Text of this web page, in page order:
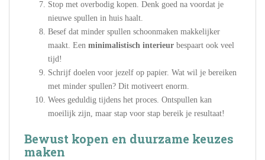
Stop met overbodig kopen. Denk goed na voordat je
nieuwe spullen in huis haalt.
Besef dat minder spullen schoonmaken makkelijker
maakt. Een minimalistisch interieur bespaart ook veel
tijd!
Schrijf doelen voor jezelf op papier. Wat wil je bereiken
met minder spullen? Dit motiveert enorm.
Wees geduldig tijdens het proces. Ontspullen kan
moeilijk zijn, maar stap voor stap bereik je resultaat!
Bewust kopen en duurzame keuzes
maken